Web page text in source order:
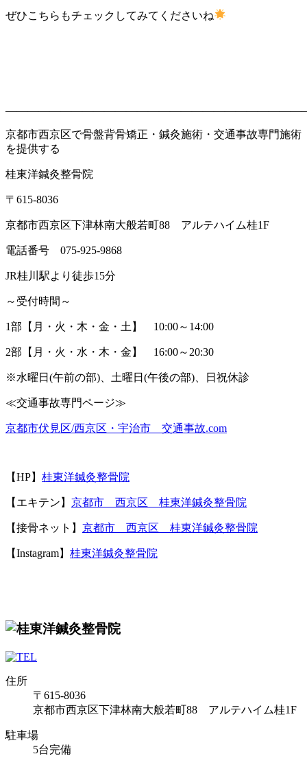
ぜひこちらもチェックしてみてくださいね
京都市西京区で骨盤背骨矯正・鍼灸施術・交通事故専門施術
を提供する
桂東洋鍼灸整骨院
〒 615-8036
京都市西京区下津林南大般若町88 アルテハイム桂1F
電話番号 075-925-9868
JR桂川駅より徒歩15分
～受付時間～
1部【月・火・木・金・土】 10:00～ 14:00
2部【月・火・水・木・金】 16:00～ 20:30
※水曜日 (午前の部) 、土曜日 (午後の部) 、日祝休診
≪交通事故専門ページ≫
京都市伏見区/西京区・宇治市 交通事故.com
【HP】 桂東洋鍼灸整骨院
【エキテン】 京都市 西京区 桂東洋鍼灸整骨院
【接骨ネット】 京都市 西京区 桂東洋鍼灸整骨院
【Instagram】 桂東洋鍼灸整骨院
住所
〒615-8036
京都市西京区下津林南大般若町88 アルテハイム桂1F
駐車場
5台完備